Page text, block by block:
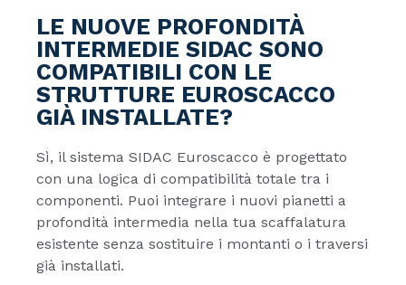
LE NUOVE PROFONDITÀ
INTERMEDIE SIDAC SONO
COMPATIBILI CON LE
STRUTTURE EUROSCACCO
GIÀ INSTALLATE?
Sì, il sistema SIDAC Euroscacco è progettato
con una logica di compatibilità totale tra i
componenti. Puoi integrare i nuovi pianetti a
profondità intermedia nella tua scaffalatura
esistente senza sostituire i montanti o i traversi
già installati.